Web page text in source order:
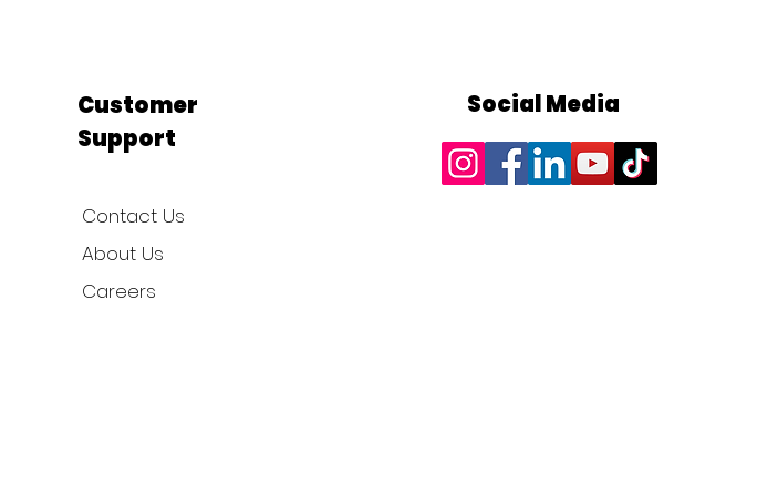
Customer
Support
Contact Us
About Us
Careers
Social Media